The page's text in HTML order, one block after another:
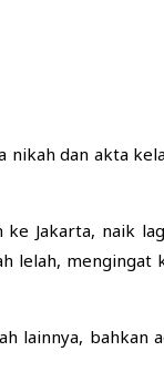
dan akta
ke Jakarta, naik
lelah,
lainnya, bahkan